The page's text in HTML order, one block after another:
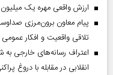
ارزش واقعی مهره یک میلیون
پیام معاون برون‌مرزی
تلاقی واقعیت و افکار
اعتراف رسانه‌های خارجی
انقلابی در مقابله با دروغ